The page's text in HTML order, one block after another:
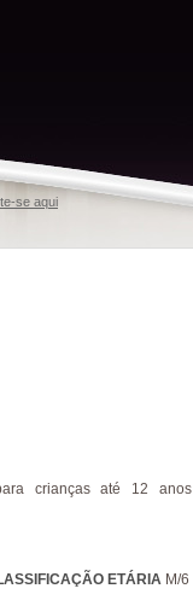
se aqui
crianças até 12 anos
ETÁRIA M/6